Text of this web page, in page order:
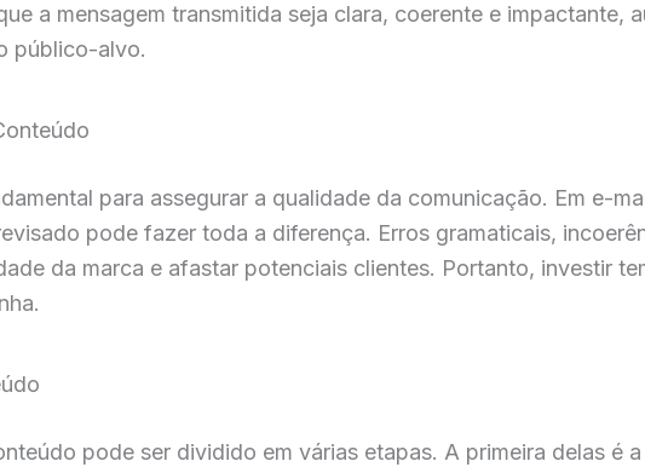
a mensagem transmitida seja clara, coerente e impactante,
público-alvo.
para assegurar a qualidade da comunicação. Em e-
pode fazer toda a diferença. Erros gramaticais,
da marca e afastar potenciais clientes. Portanto, investir
pode ser dividido em várias etapas. A primeira delas é